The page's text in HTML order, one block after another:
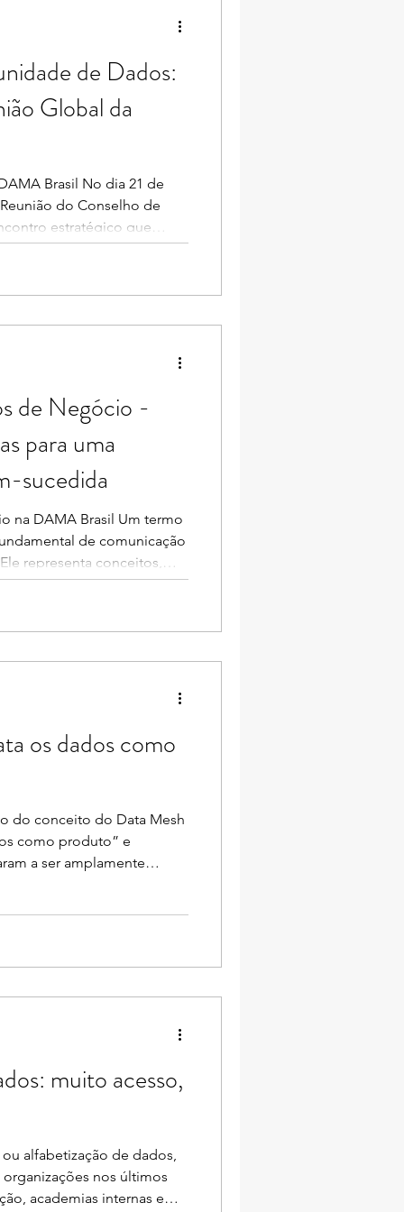
de Dados:
Global da
Brasil No dia 21 de
do Conselho de
estratégico que
para o fortalecimento
Evento Global na Suíça:
Um dos marcos do
pilares da infraestr
de Negócio -
para uma
sucedida
na DAMA Brasil Um termo
de comunicação
representa conceitos,
específicas que são
a gestão do negócio. Sua
sua documentação são
também conhecido
os dados como
do conceito do Data Mesh
como produto” e
a ser amplamente
que passamos
muito acesso,
alfabetização de dados,
nos últimos
academias internas e